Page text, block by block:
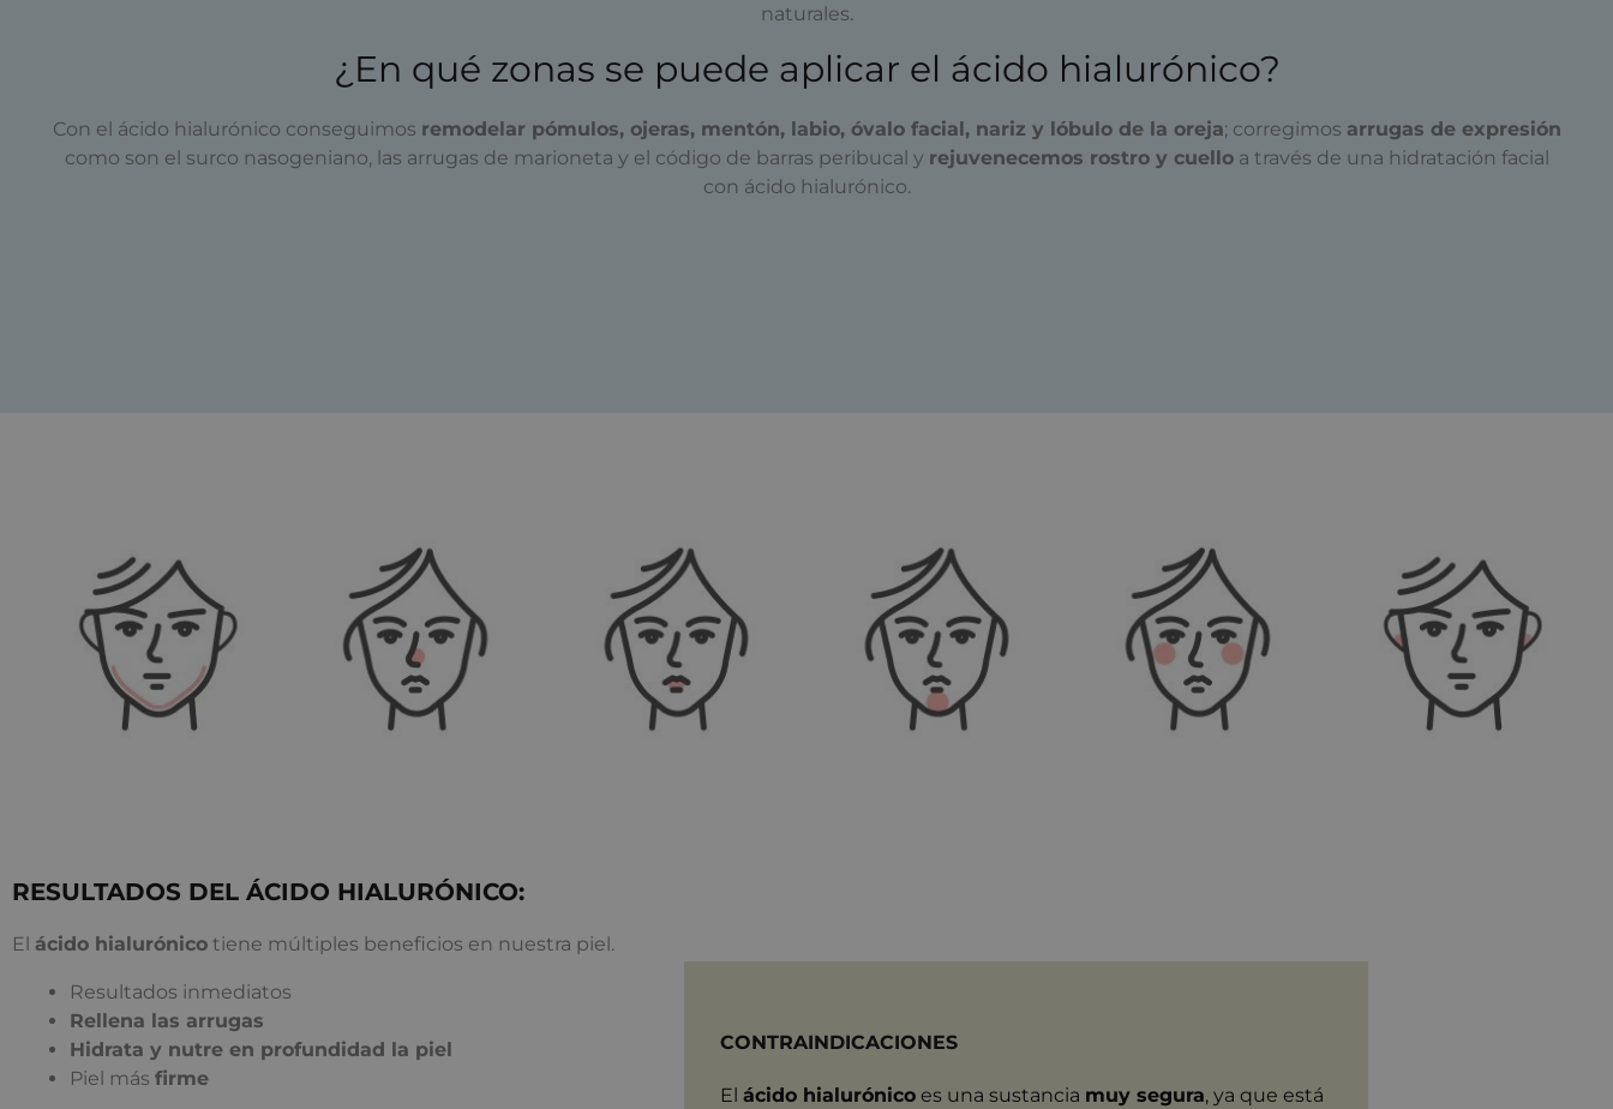
naturales.
¿En qué zonas se puede aplicar el ácido hialurónico?
Con el ácido hialurónico conseguimos remodelar pómulos, ojeras, mentón, labio, óvalo facial, nariz y lóbulo de la oreja; corregimos arrugas de expresión
como son el surco nasogeniano, las arrugas de marioneta y el código de barras peribucal y rejuvenecemos rostro y cuelloa través de una hidratación facial
con ácido hialurónico.
RESULTADOS DEL ÁCIDO HIALURÓNICO:
El ácido hialurónico tiene múltiples beneficios en nuestra piel.
Resultados inmediatos
Rellena las arrugas
Hidrata y nutre en profundidad la piel
Piel más firme
CONTRAINDICACIONES
El ácido hialurónico es una sustancia muy segura, ya que está